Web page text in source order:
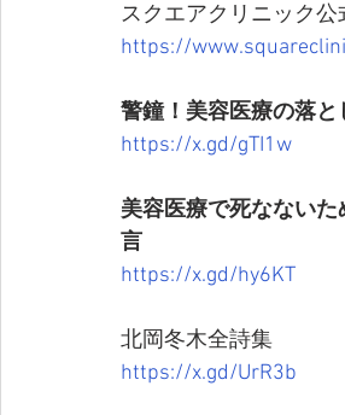
スクエアクリニック公
https://
警鐘！美容医療の落
https://x.gd/gTI1w
美容医療で死なない
言
https://x.gd/hy6KT
北岡冬木全詩集
https://x.gd/UrR3b